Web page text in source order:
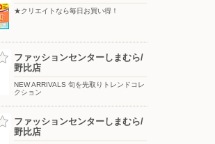
バースデイ/館山店
★クリエイトなら毎日お買い得！
ファッションセンターしまむら/
野比店
NEW ARRIVALS 旬を先取りトレンドコレ
クション
ファッションセンターしまむら/
野比店